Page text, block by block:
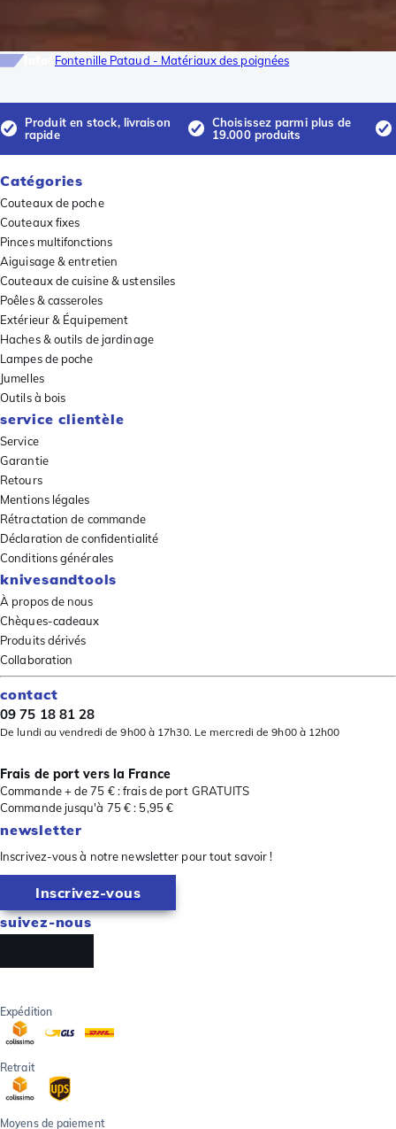
Fontenille Pataud - Matériaux des poignées
Produit en stock, livraison
rapide
Choisissez parmi plus de
19.000 produits
Catégories
Couteaux de poche
Couteaux fixes
Pinces multifonctions
Aiguisage & entretien
Couteaux de cuisine & ustensiles
Poêles & casseroles
Extérieur & Équipement
Haches & outils de jardinage
Lampes de poche
Jumelles
Outils à bois
service clientèle
Service
Garantie
Retours
Mentions légales
Rétractation de commande
Déclaration de confidentialité
Conditions générales
knivesandtools
À propos de nous
Chèques-cadeaux
Produits dérivés
Collaboration
contact
09 75 18 81 28
De lundi au vendredi de 9h00 à 17h30. Le mercredi de 9h00 à 12h00
Frais de port vers la France
Commande + de 75 € : frais de port GRATUITS
Commande jusqu'à 75 € : 5,95 €
newsletter
Inscrivez-vous à notre newsletter pour tout savoir !
Inscrivez-vous
suivez-nous
Expédition
Retrait
Moyens de paiement